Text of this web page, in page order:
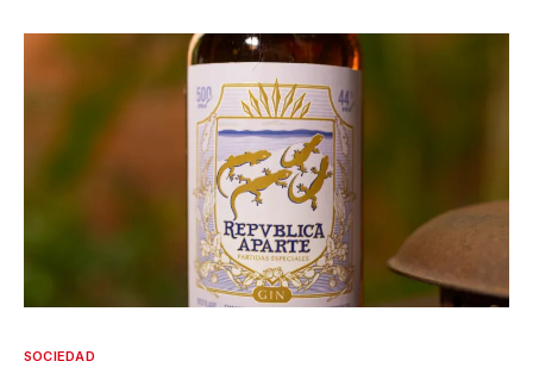
SOCIEDAD